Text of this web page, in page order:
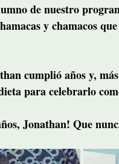
de nuestro
y chamacos
cumplió años y,
para celebrarlo
Jonathan! Que